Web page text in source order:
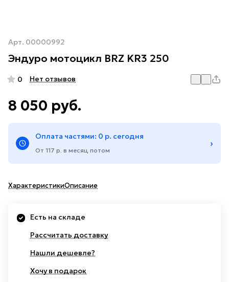
Арт. 00000992
Эндуро мотоцикл BRZ KR3 250
0 Нет отзывов
8 050 руб.
Оплата частями: 0 р. сегодня
От 117 р. в месяц потом
›
ХарактеристикиОписание
Есть на складе
Рассчитать доставку
Нашли дешевле?
Хочу в подарок